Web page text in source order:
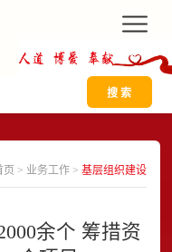
搜 索
页 > 业务工作> 基层组织建设
余个 筹措资